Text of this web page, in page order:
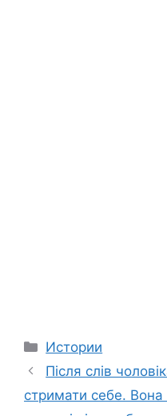
Categories
Истории
Після слів
стримати себе.